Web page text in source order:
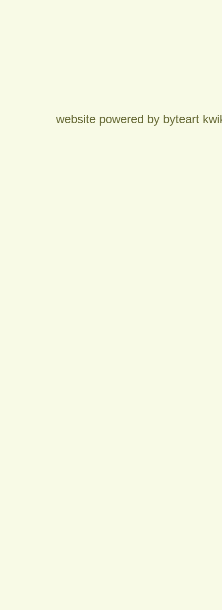
website powered by byteart